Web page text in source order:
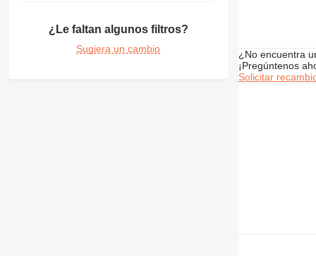
375
¿Le faltan algunos filtros?
Sugiera un cambio
¿No encuentra
¡Pregúntenos
Solicitar